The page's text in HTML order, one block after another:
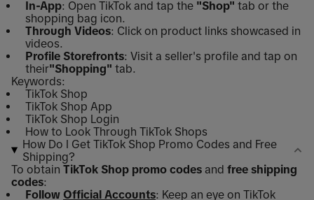
In-App: Open TikTok and tap the "Shop" tab or the
shopping bag icon.
Through Videos: Click on product links showcased in
videos.
Profile Storefronts: Visit a seller's profile and tap on
their"Shopping" tab.
Keywords:
TikTok Shop
TikTok Shop App
TikTok Shop Login
How to Look Through TikTok Shops
How Do I Get TikTok Shop Promo Codes and Free
Shipping?
To obtain TikTok Shop promo codes and free shipping
codes:
Follow Official Accounts: Keep an eye on TikTok